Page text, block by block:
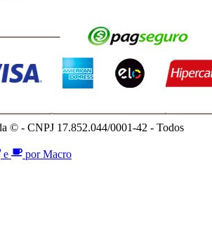
© - CNPJ 17.852.044/0001-42 - Todos
e por Macro